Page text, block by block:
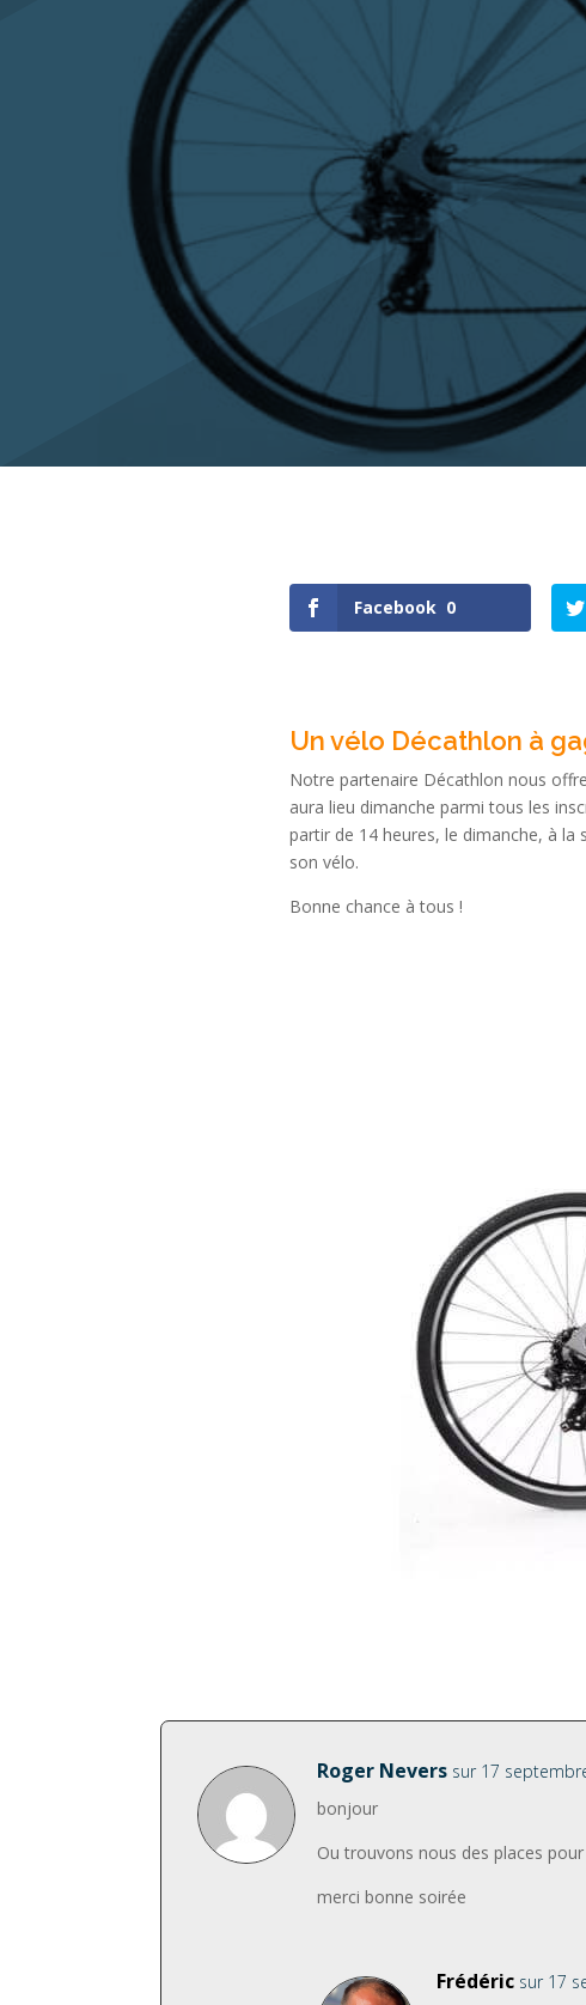
Facebook 0
Un vélo Décathlon à
Notre partenaire Décathlon nous
aura lieu dimanche parmi tous les
partir de 14 heures, le dimanche, à
son vélo.
Bonne chance à tous !
Roger Nevers sur 17
bonjour
Ou trouvons nous des places
merci bonne soirée
Frédéric sur 17